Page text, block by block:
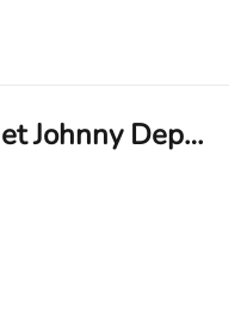
Maïwenn et Johnny Depp dans Jeanne du Barry : les amants maudits du Festival de Cannes